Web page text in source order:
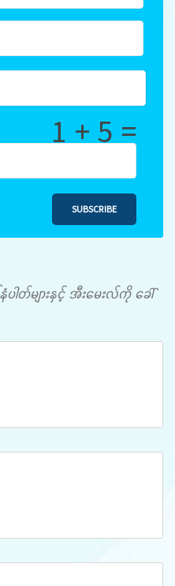
1 + 5 =
SUBSCRIBE
ါတ်များနှင့် အီးမေးလ်ကို ခေါ်